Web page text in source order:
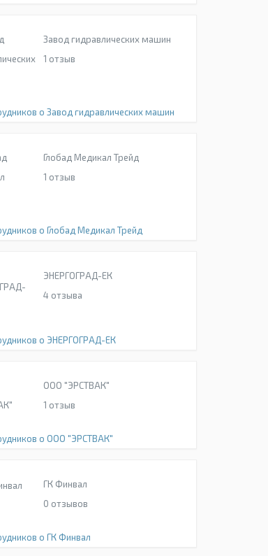
Завод гидравлических машин
1 отзыв
о Завод гидравлических машин
Глобад Медикал Трейд
1 отзыв
о Глобад Медикал Трейд
ЭНЕРГОГРАД-ЕК
4 отзыва
о ЭНЕРГОГРАД-ЕК
ООО "ЭРСТВАК"
1 отзыв
о ООО "ЭРСТВАК"
ГК Финвал
0 отзывов
о ГК Финвал